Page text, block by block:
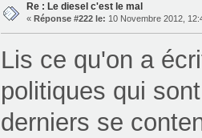
Re : Le diesel c'est le mal
« Réponse #222 le: 10 Novembre 2012,
Lis ce qu'on a
politiques qui
derniers se